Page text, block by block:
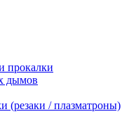
прокалки
дымов
(резаки / плазматроны)